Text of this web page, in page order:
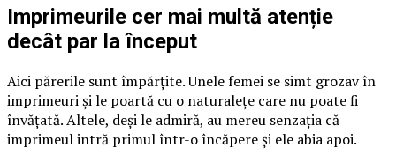
Imprimeurile cer mai multă atenție
decât par la început
Aici părerile sunt împărțite. Unele femei se simt grozav în
imprimeuri și le poartă cu o naturalețe care nu poate fi
învățată. Altele, deși le admiră, au mereu senzația că
imprimeul intră primul într-o încăpere și ele abia apoi.